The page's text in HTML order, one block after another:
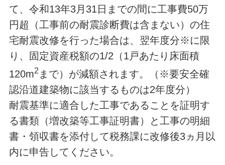
て、令和13年3月31日までの間に工事費50万
円超（工事前の耐震診断費は含まない）の住
宅耐震改修を行った場合は、翌年度分※に限
り、固定資産税額の1/2（1戸あたり床面積
120m2 まで）が減額されます。（※要安全確
認沿道建築物に該当するものは2年度分）
耐震基準に適合した工事であることを証明す
る書類（増改築等工事証明書）と工事の明細
書・領収書を添付して税務課に改修後3ヵ月以
内に申告してください。